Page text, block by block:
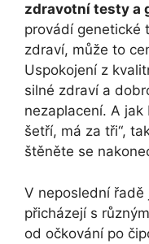
zdravotní testy a
provádí genetické
zdraví, může to
Uspokojení z
silné zdraví a
nezaplacení. A jak
šetří, má za tři“,
štěněte se
V neposlední
přicházejí s
od očkování po